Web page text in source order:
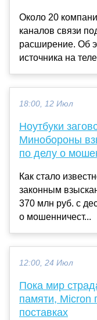
Около 20
каналов связи
расширение. Об
источника на
18:00, 12 Июл
Ноутбуки
Минобороны
по делу о
Как стало
законным
370 млн руб. с
о мошенничест...
12:00, 24 Июл
Пока мир
памяти, Micron
поставках